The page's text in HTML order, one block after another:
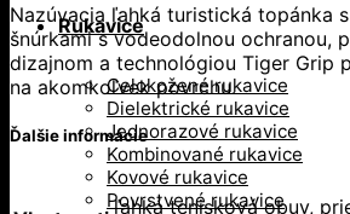
Rukavice
Celokožené rukavice
Dielektrické rukavice
Jednorazové rukavice
Kombinované rukavice
Kovové rukavice
Povrstvené rukavice
Nazúvacia ľahká turistická topánka
šnúrkami s vodeodolnou ochranou,
dizajnom a technológiou Tiger Grip
na akomkoľvek povrchu.
Ďalšie informácie
ľahká tenisková obuv,